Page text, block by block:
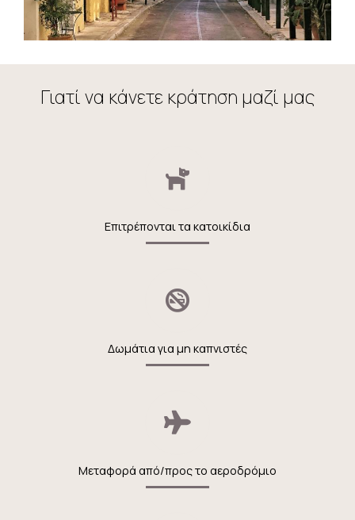
Γιατί να κάνετε κράτηση μαζί μας
Επιτρέπονται τα κατοικίδια
Δωμάτια για μη καπνιστές
Μεταφορά από/προς το αεροδρόμιο